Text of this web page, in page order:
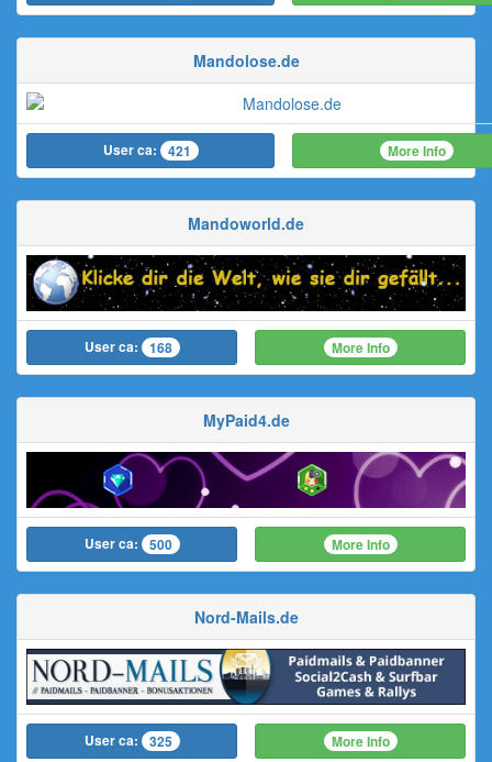
Mandolose.de
User ca: 421 More Info
Mandoworld.de
User ca: 168 More Info
MyPaid4.de
User ca: 500 More Info
Nord-Mails.de
User ca: 325 More Info